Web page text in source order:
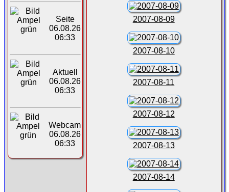
Seite
06.08.26
06:33
Aktuell
06.08.26
06:33
Webcam
06.08.26
06:33
2007-08-09
2007-08-10
2007-08-11
2007-08-12
2007-08-13
2007-08-14